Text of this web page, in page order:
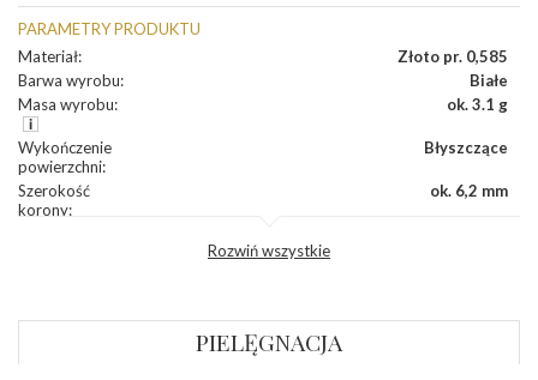
PARAMETRY PRODUKTU
Materiał:
Złoto pr. 0,585
Barwa wyrobu:
Białe
Masa wyrobu: ok. 3.1 g
Wykończenie
powierzchni:
Błyszczące
Szerokość
korony:
ok. 6,2 mm
Szerokość szyny
ok. 2,4 mm
Rozwiń wszystkie
PIELĘGNACJA